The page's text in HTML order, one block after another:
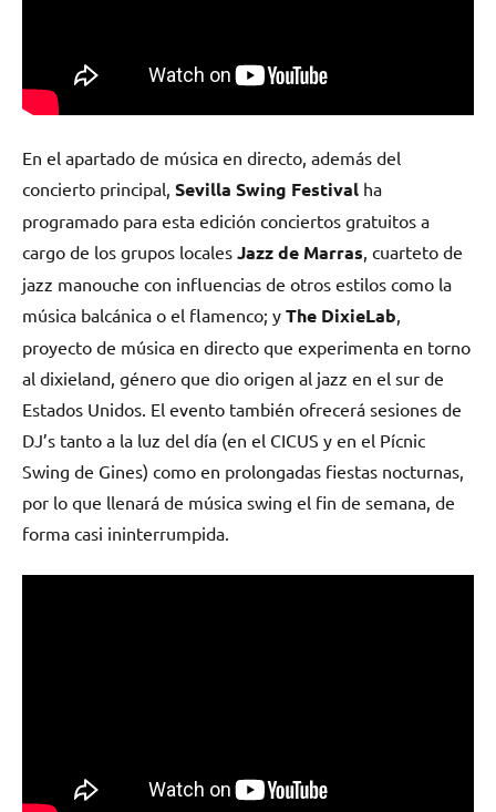
En el apartado de música en directo, además del
concierto principal, Sevilla Swing Festival ha
programado para esta edición conciertos gratuitos a
cargo de los grupos locales Jazz de Marras , cuarteto de
jazz manouche con influencias de otros estilos como la
música balcánica o el flamenco; y The DixieLab
proyecto de música en directo que experimenta en torno
al dixieland, género que dio origen al jazz en el sur de
Estados Unidos. El evento también ofrecerá sesiones de
DJ’s tanto a la luz del día (en el CICUS y en el Pícnic
Swing de Gines) como en prolongadas fiestas nocturnas,
por lo que llenará de música swing el fin de semana, de
forma casi ininterrumpida.